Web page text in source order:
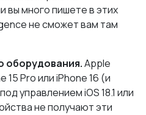
вы много пишете в этих
не сможет вам там
оборудования.Apple
15 Pro или iPhone 16 (и
управлением iOS 18.1 или
не получают эти